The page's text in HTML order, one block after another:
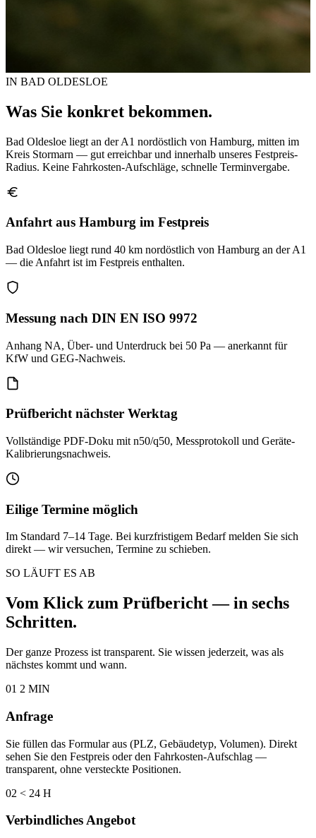
IN BAD OLDESLOE
Was Sie konkret bekommen.
Bad Oldesloe liegt an der A1 nordöstlich von Hamburg, mitten im
Kreis Stormarn — gut erreichbar und innerhalb unseres Festpreis-
Radius. Keine Fahrkosten-Aufschläge, schnelle Terminvergabe.
Anfahrt aus Hamburg im Festpreis
Bad Oldesloe liegt rund 40 km nordöstlich von Hamburg an der A1
— die Anfahrt ist im Festpreis enthalten.
Messung nach DIN EN ISO 9972
Anhang NA, Über- und Unterdruck bei 50 Pa — anerkannt für
KfW und GEG-Nachweis.
Prüfbericht nächster Werktag
Vollständige PDF-Doku mit n50/q50, Messprotokoll und Geräte-
Kalibrierungsnachweis.
Eilige Termine möglich
Im Standard 7–14 Tage. Bei kurzfristigem Bedarf melden Sie sich
direkt — wir versuchen, Termine zu schieben.
SO LÄUFT ES AB
Vom Klick zum Prüfbericht — in sechs
Schritten.
Der ganze Prozess ist transparent. Sie wissen jederzeit, was als
nächstes kommt und wann.
01 2 MIN
Anfrage
Sie füllen das Formular aus (PLZ, Gebäudetyp, Volumen). Direkt
sehen Sie den Festpreis oder den Fahrkosten-Aufschlag —
transparent, ohne versteckte Positionen.
02 < 24 H
Verbindliches Angebot